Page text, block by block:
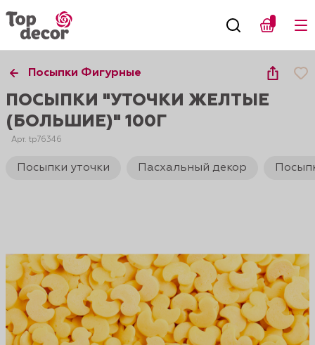
Посыпки Фигурные
ПОСЫПКИ "УТОЧКИ ЖЕЛТЫЕ
(БОЛЬШИЕ)" 100Г
Арт. tp76346
Посыпки уточки Пасхальный декор